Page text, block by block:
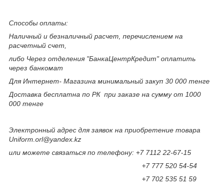
Способы оплаты:
Наличный и безналичный расчет, перечислением на
расчетный счет,
либо Через отделения "БанкаЦентрКредит" оплатить
через банкомат
Для Интернет- Магазина минимальный закуп 30 000 тенге
Доставка бесплатна по РК при заказе на сумму от 1000
000 тенге
Электронный адрес для заявок на приобретение товара
Uniform.orl@yandex.kz
или можете связаться по телефону: +7 7112 22-67-15
+7 777 520 54-54
+7 702 535 51 59